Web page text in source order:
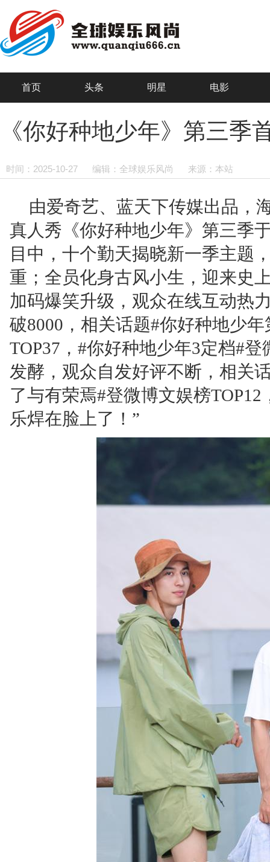
首页 头条 明星 电影
《你好种地少年》第三季
时间：2025-10-27 编辑：全球娱乐风尚 来源：本站
由爱奇艺、蓝天下传媒出品，
真人秀《你好种地少年》第三季
目中，十个勤天揭晓新一季主题
重；全员化身古风小生，迎来史
加码爆笑升级，观众在线互动热
破8000，相关话题#你好种地少
TOP37，#你好种地少年3定档#
发酵，观众自发好评不断，相关
了与有荣焉#登微博文娱榜
乐焊在脸上了！”